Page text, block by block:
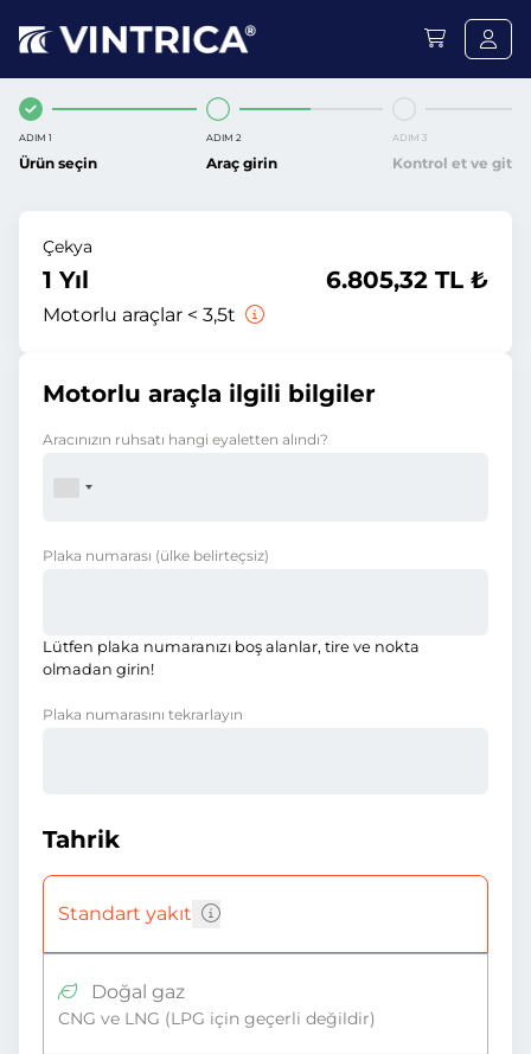
ADIM 1
Ürün seçin
ADIM 2
Araç girin
ADIM 3
Kontrol et ve git
Çekya
1 Yıl
Motorlu araçlar < 3,5t
6.805,32 TL ₺
Motorlu araçla ilgili bilgiler
Aracınızın ruhsatı hangi eyaletten alındı?
Plaka numarası (ülke belirteçsiz)
Lütfen plaka numaranızı boş alanlar, tire ve nokta
olmadan girin!
Plaka numarasını tekrarlayın
Tahrik
Standart yakıt
Doğal gaz
CNG ve LNG (LPG için geçerli değildir)